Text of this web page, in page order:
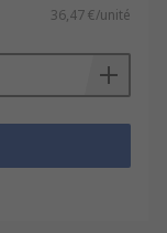
36,47 €/unité